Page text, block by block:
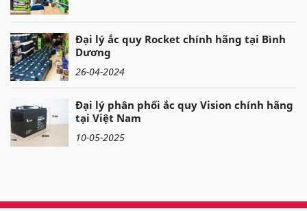
Đại lý ắc quy Rocket chính hãng tại Bình
Dương
26-04-2024
Đại lý phân phối ắc quy Vision chính hãng
tại Việt Nam
10-05-2025